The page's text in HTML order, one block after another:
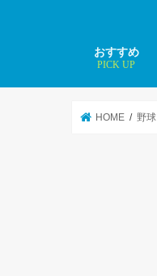
おすすめ
PICK UP
HOME 野球